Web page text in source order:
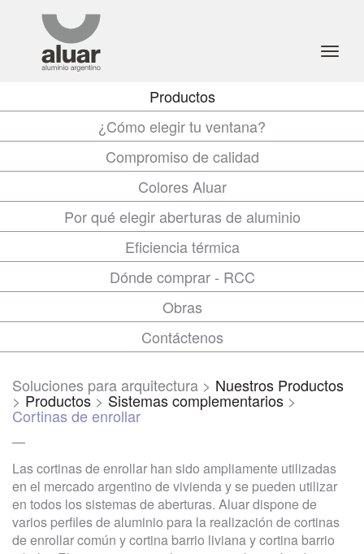
Productos
¿Cómo elegir tu ventana?
Compromiso de calidad
Colores Aluar
Por qué elegir aberturas de aluminio
Eficiencia térmica
Dónde comprar - RCC
Obras
Contáctenos
Soluciones para arquitectura > Nuestros Productos
> Productos > Sistemas complementarios >
Cortinas de enrollar
—
Las cortinas de enrollar han sido ampliamente utilizadas
en el mercado argentino de vivienda y se pueden utilizar
en todos los sistemas de aberturas. Aluar dispone de
varios perfiles de aluminio para la realización de cortinas
de enrollar común y cortina barrio liviana y cortina barrio